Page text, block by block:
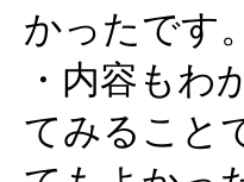
かったです。
・内容もわ
てみること